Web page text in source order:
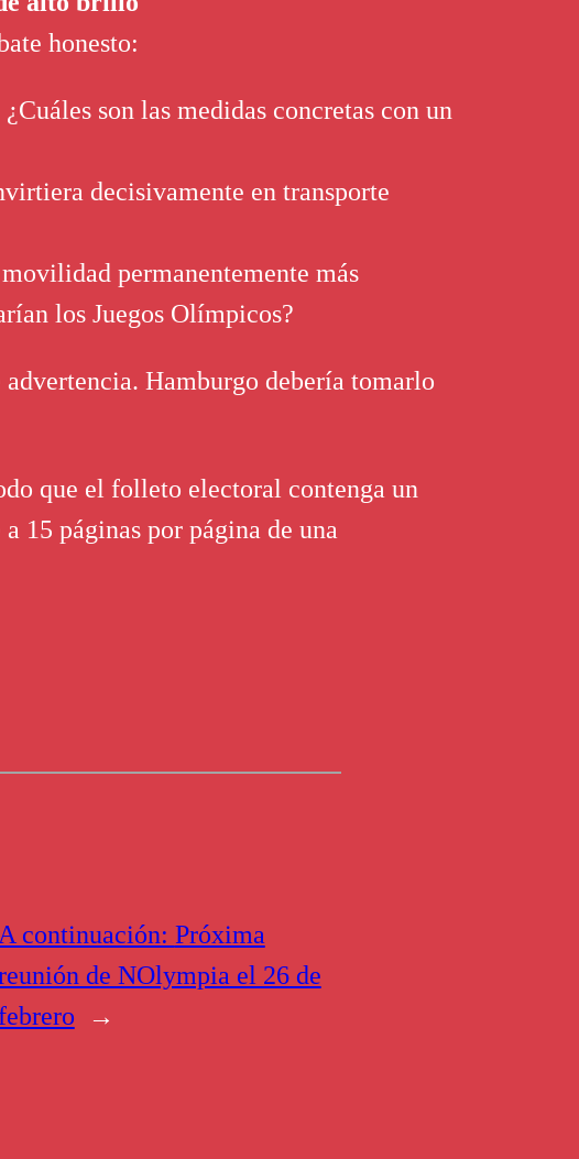
honesto:
son las medidas concretas con un
decisivamente en transporte
permanentemente más
los Juegos Olímpicos?
Hamburgo debería tomarlo
que el folleto electoral contenga un
15 páginas por página de una
continuación: Próxima
de NOlympia el 26 de
→